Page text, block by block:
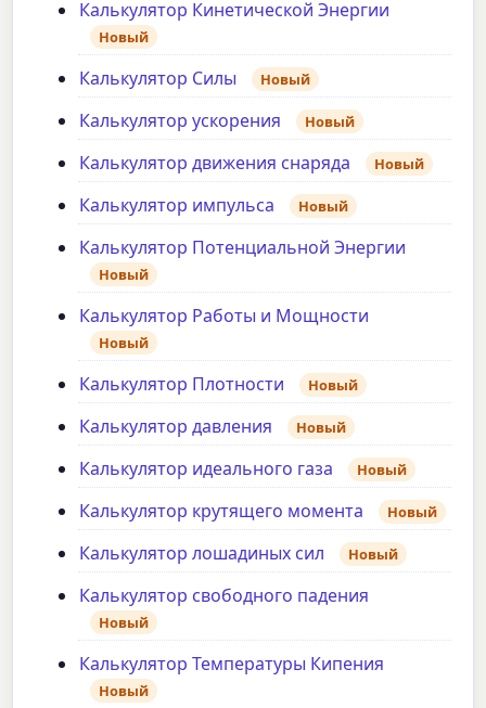
Калькулятор Кинетической Энергии
Новый
Калькулятор Силы Новый
Калькулятор ускорения Новый
Калькулятор движения снаряда Новый
Калькулятор импульса Новый
Калькулятор Потенциальной Энергии
Новый
Калькулятор Работы и Мощности
Новый
Калькулятор Плотности Новый
Калькулятор давления Новый
Калькулятор идеального газа Новый
Калькулятор крутящего момента Новый
Калькулятор лошадиных сил Новый
Калькулятор свободного падения
Новый
Калькулятор Температуры Кипения
Новый